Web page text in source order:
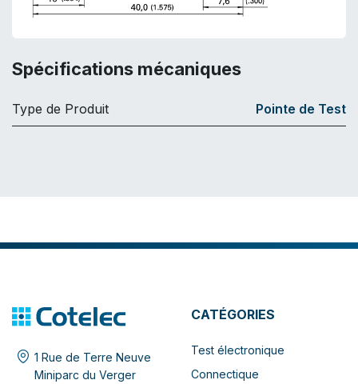
Spécifications mécaniques
Type de Produit Pointe de Test
1 Rue de Terre Neuve
Miniparc du Verger
CATÉGORIES
Test électronique
Connectique